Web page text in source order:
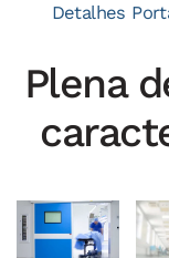
Detalhes
Plena